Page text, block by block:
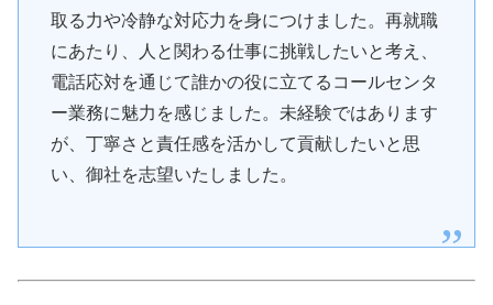
取る力や冷静な対応力を身につけました。再就職
にあたり、人と関わる仕事に挑戦したいと考え、
電話応対を通じて誰かの役に立てるコールセンタ
ー業務に魅力を感じました。未経験ではあります
が、丁寧さと責任感を活かして貢献したいと思
い、御社を志望いたしました。